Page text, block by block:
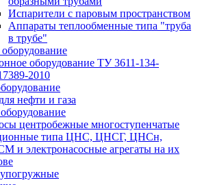
Испарители с паровым пространством
Аппараты теплообменные типа "труба
в трубе"
оборудование ТУ 3611-134-
2010
нефти и газа
центробежные многоступенчатые
типа ЦНС, ЦНСГ, ЦНСн,
и электронасосные агрегаты на их